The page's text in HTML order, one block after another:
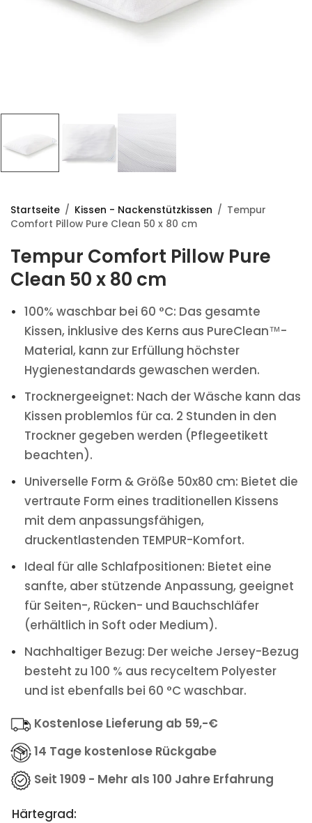
Startseite / Kissen - Nackenstützkissen / Tempur
Comfort Pillow Pure Clean 50 x 80 cm
Tempur Comfort Pillow Pure
Clean 50 x 80 cm
100% waschbar bei 60 °C: Das gesamte
Kissen, inklusive des Kerns aus PureClean™-
Material, kann zur Erfüllung höchster
Hygienestandards gewaschen werden.
Trocknergeeignet: Nach der Wäsche kann das
Kissen problemlos für ca. 2 Stunden in den
Trockner gegeben werden (Pflegeetikett
beachten).
Universelle Form & Größe 50x80 cm: Bietet die
vertraute Form eines traditionellen Kissens
mit dem anpassungsfähigen,
druckentlastenden TEMPUR-Komfort.
Ideal für alle Schlafpositionen: Bietet eine
sanfte, aber stützende Anpassung, geeignet
für Seiten-, Rücken- und Bauchschläfer
(erhältlich in Soft oder Medium).
Nachhaltiger Bezug: Der weiche Jersey-Bezug
besteht zu 100 % aus recyceltem Polyester
und ist ebenfalls bei 60 °C waschbar.
Kostenlose Lieferung ab 59,-€
14 Tage kostenlose Rückgabe
Seit 1909 - Mehr als 100 Jahre Erfahrung
Härtegrad: